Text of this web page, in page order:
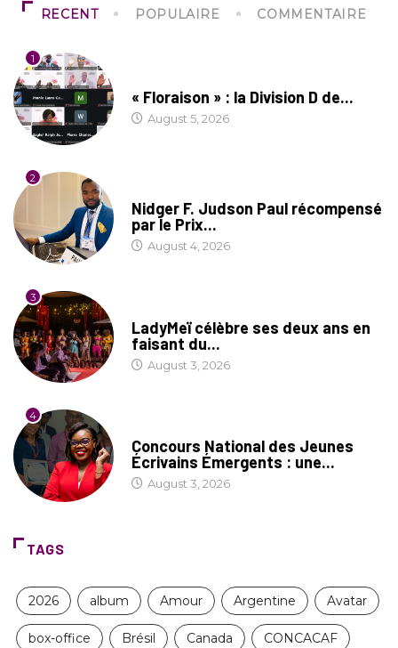
RECENT POPULAIRE COMMENTAIRE
1
« Floraison » : la Division D de...
August 5, 2026
2
Nidger F. Judson Paul récompensé
par le Prix...
August 4, 2026
3
LadyMeï célèbre ses deux ans en
faisant du...
August 3, 2026
4
Concours National des Jeunes
Écrivains Émergents : une...
August 3, 2026
TAGS
2026 album Amour Argentine Avatar
box-office Brésil Canada CONCACAF